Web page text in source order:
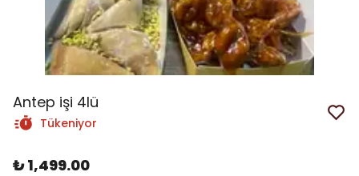
Antep işi 4lü
Tükeniyor
₺ 1,499.00